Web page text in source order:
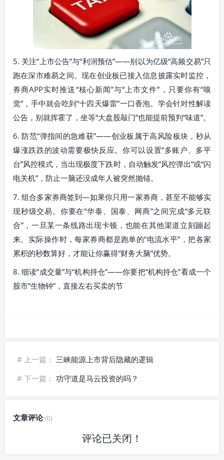
5. 关注“上市公告”与“利润预估”——别以为亿级“高频交易”只
跑在深市难易之间。现在创业板已接入信息披露实时监控，
券商APP实时推送“核心新闻”与“上市文件”，只要你有“嗅
觉”，手中就会吃到“十四天爆雷”一口香泡。学会针对性解读
公告，别就挥霍了，坐等“大盘股敲门”也能提前预判“味道”。
6. 防范“弹指间的急难获”——创业板属于高风险板块，秒从
爆涨跌跌的波动需要极快反应。你可以设置“多账户、多平
台”风控模式，当出现极度下跌时，自动触发“风控弹出”或“闪
电关机”，防止一脑还没成年人被突然抛锚。
7. 组合多家券商签到—如果你只用一家券商，甚至不能够实
现秒级交易。你要在“华泰、国泰、网商”之间完成“多元联
合”，一旦某一条线路出现卡顿，也能在其他渠道立刻蹦起
来。实际操作时，每家券商都是跑单的“电流水平”，把各家
累积的秒数算好，才能让你赢得“财务大脑”优势。
8. 细读“成交量”与“机构持仓”——你要把“机构持仓”看成一个
股市“生物钟”，直接左右买卖的节
# 上一篇： 三峡能源上市背后隐藏的逻辑
# 下一篇： 功守道是马云投资的吗？
文章评论(0)
评论已关闭！